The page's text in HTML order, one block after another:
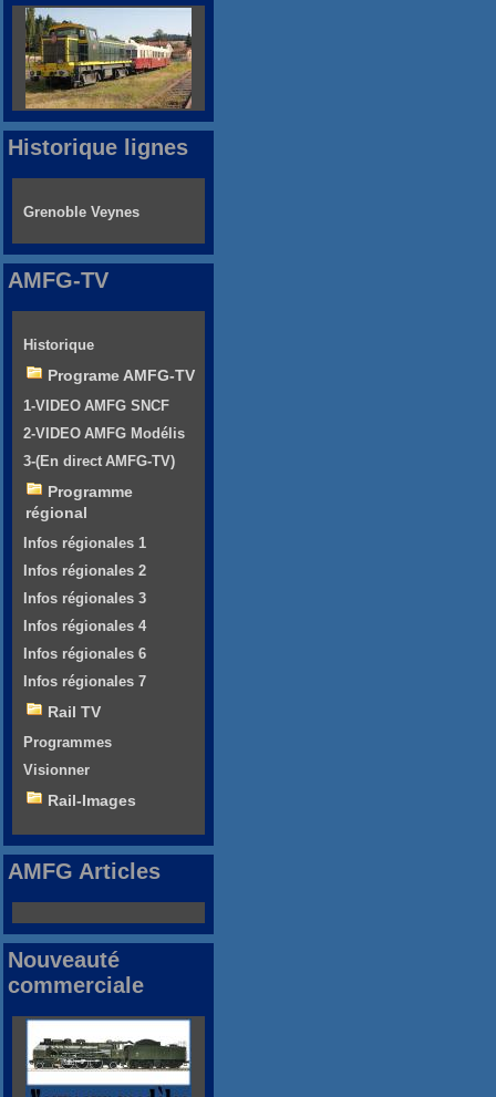
Historique lignes
Grenoble Veynes
AMFG-TV
Historique
Programe AMFG-TV
1-VIDEO AMFG SNCF
2-VIDEO AMFG Modélis
3-(En direct AMFG-TV)
Programme
régional
Infos régionales 1
Infos régionales 2
Infos régionales 3
Infos régionales 4
Infos régionales 6
Infos régionales 7
Rail TV
Programmes
Visionner
Rail-Images
AMFG Articles
Nouveauté
commerciale